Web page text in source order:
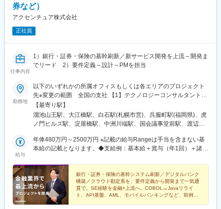
券など）
アクセンチュア株式会社
正社員
仕事内容
1）銀行・証券・保険の基幹刷新／新サービス開発を上流～開発ま
でリード 2）要件定義～設計～PMを担当
勤務地
以下のいずれかの所属オフィスもしくは各エリアのプロジェクト
先※変更の範囲 全国の支社 【1】テクノロジーコンサルタント
所属オフィス：■赤坂インターシティAIR／東京都港区赤坂1-8-1
赤坂インターシティAIR■関西オフィス／大阪府大阪市北区中之島
2-2-2 大阪中之島ビル■アクセンチュア・イノベーションセンター
プレイス■福岡オフィス／福岡県福岡市博多区綱場町2-1 博多FDビ
ジネスセンター 【2】ソリューション・エンジニア所属オフィ
ーシティAIR■関西オフィス／大阪府大阪市北区中之島2-2-2 大阪
中之島ビル※所属オフィスを問わずプロジェクトにより、国内出
張、海外出張の可能性があります
【最寄り駅】
溜池山王駅、大江橋駅、白石駅(札幌市営)、呉服町駅(福岡県)、虎
ノ門ヒルズ駅、淀屋橋駅、中洲川端駅、国会議事堂前駅、渡辺橋
給与
年俸480万円～2500万円 ※記載の給与Rangeは手当を含まない基
本給の記載となります。◆支給例：基本給＋賞与（年1回）＋諸手
当：実施分の支給・住宅手当 等
銀行・証券・保険の基幹システム刷新／デジタルバンク
構築／クラウド勘定系を、要件定義から開発まで一気通
貫で。SE経験を金融×上流へ。COBOL→Javaリライ
ト、API基盤、AML、モバイルバンキングなど、前例な